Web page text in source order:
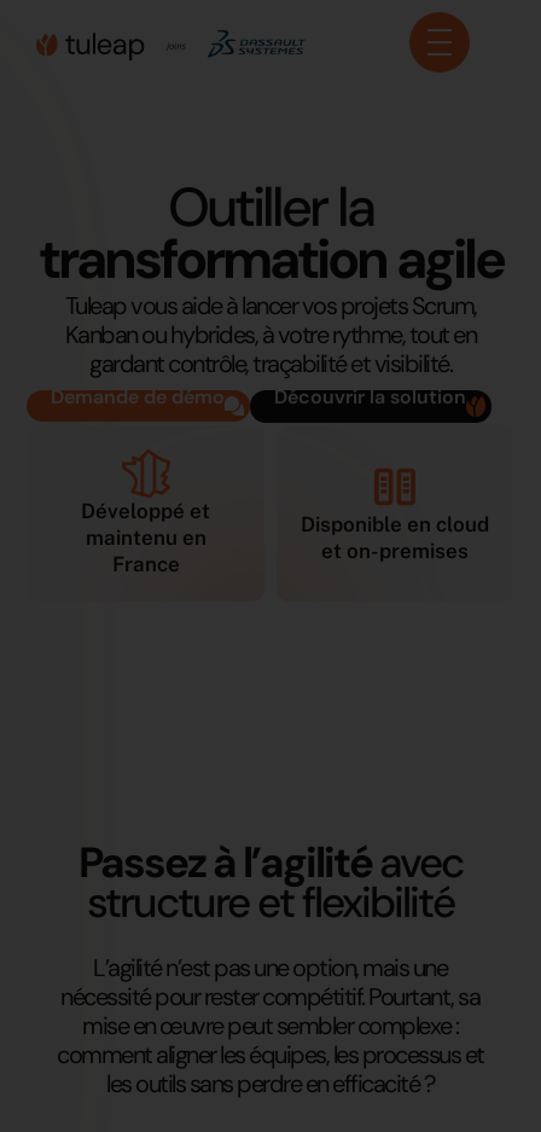
Outiller la
transformation agile
Tuleap vous aide à lancer vos projets Scrum,
Kanban ou hybrides, à votre rythme, tout en
gardant contrôle, traçabilité et visibilité.
Demande de démo Découvrir la solution
Développé et
maintenu en
France
Disponible en cloud
et on-premises
Passez à l’agilitéavec
structure et flexibilité
L’agilité n’est pas une option, mais une
nécessité pour rester compétitif. Pourtant, sa
mise en œuvre peut sembler complexe :
comment aligner les équipes, les processus et
les outils sans perdre en efficacité ?